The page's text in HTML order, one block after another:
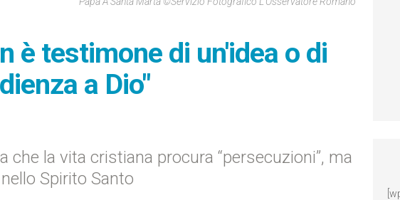
è testimone di un'idea o di
a Dio"
la vita cristiana procura “persecuzioni”, ma
Spirito Santo